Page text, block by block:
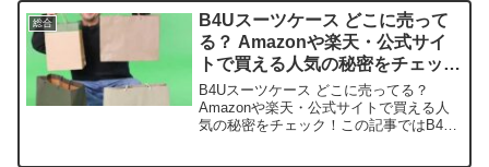
ます。店舗名価格帯（税込）特徴楽天市
場約1,800〜2,400...
総合
B4Uスーツケース どこに売って
る？ Amazonや楽天・公式サイ
トで買える人気の秘密をチェッ
ク！
B4Uスーツケース どこに売ってる？
Amazonや楽天・公式サイトで買える人
気の秘密をチェック！この記事ではB4U